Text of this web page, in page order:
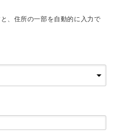
、住所の一部を自動的に入力で